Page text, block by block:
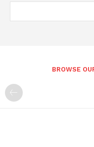
BROWSE